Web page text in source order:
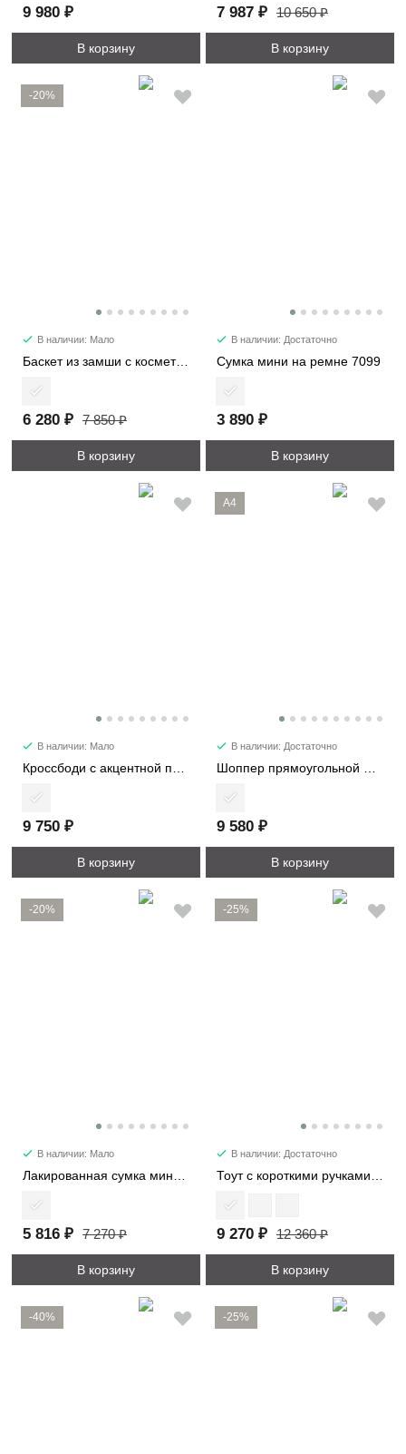
9 980 ₽
В корзину
7 987 ₽ 10 650 ₽
В корзину
-20%
В наличии: Мало
Баскет из замши с косметичкой 6785
6 280 ₽ 7 850 ₽
В корзину
В наличии: Достаточно
Сумка мини на ремне 7099
3 890 ₽
В корзину
В наличии: Мало
Кроссбоди с акцентной пряжкой 2366
9 750 ₽
В корзину
A4
В наличии: Достаточно
Шоппер прямоугольной формы 1192
9 580 ₽
В корзину
-20%
В наличии: Мало
5 816 ₽ 7 270 ₽
В корзину
-25%
В наличии: Достаточно
9 270 ₽ 12 360 ₽
В корзину
-40% -25%